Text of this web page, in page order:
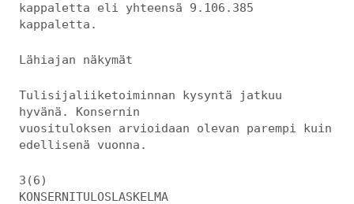
kappaletta eli yhteensä 9.106.385
kappaletta.
Lähiajan näkymät
Tulisijaliiketoiminnan kysyntä jatkuu
hyvänä. Konsernin
vuosituloksen arvioidaan olevan parempi kuin
edellisenä vuonna.
3(6)
KONSERNITULOSLASKELMA